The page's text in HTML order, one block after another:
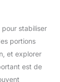
pour stabiliser
portions
et explorer
est de